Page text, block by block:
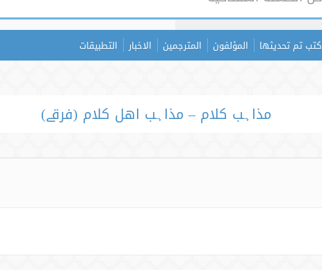
كتب تم تحديثها المؤلفون المترجمين الاخبار التطبيقات
مذاہب کلام – مذاہب اھل کلام (فرقے)